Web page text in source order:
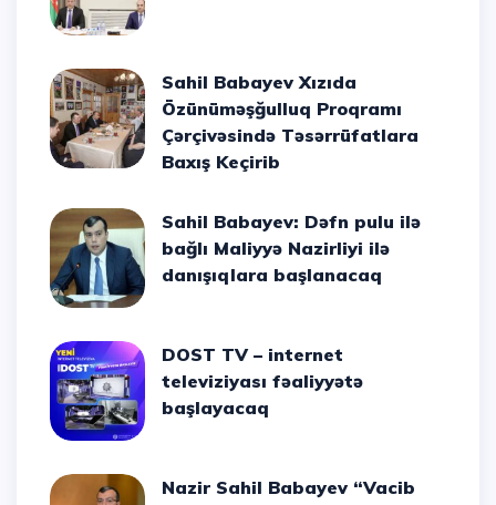
Sahil Babayev Xızıda
Özünüməşğulluq Proqramı
Çərçivəsində Təsərrüfatlara
Baxış Keçirib
Sahil Babayev: Dəfn pulu ilə
bağlı Maliyyə Nazirliyi ilə
danışıqlara başlanacaq
DOST TV – internet
televiziyası fəaliyyətə
başlayacaq
Nazir Sahil Babayev “Vacib